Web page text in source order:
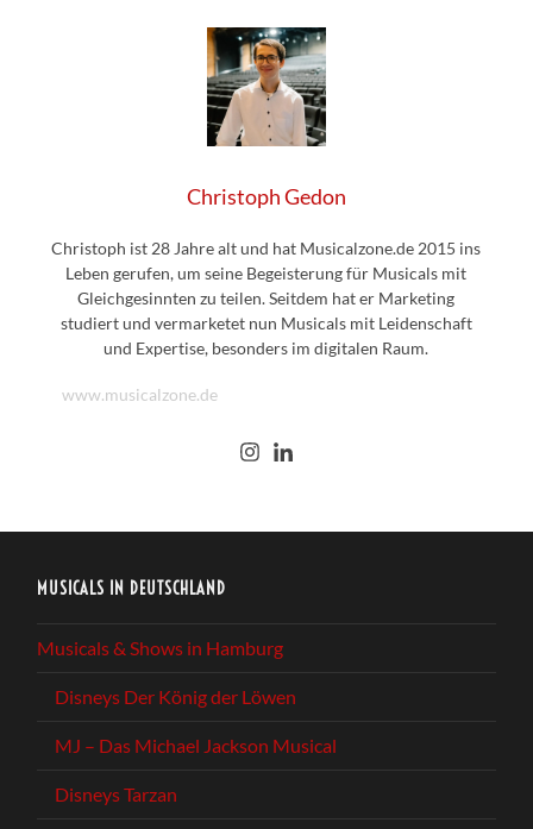
Christoph Gedon
Christoph ist 28 Jahre alt und hat Musicalzone.de 2015 ins
Leben gerufen, um seine Begeisterung für Musicals mit
Gleichgesinnten zu teilen. Seitdem hat er Marketing
studiert und vermarketet nun Musicals mit Leidenschaft
und Expertise, besonders im digitalen Raum.
www.musicalzone.de
MUSICALS IN DEUTSCHLAND
Musicals & Shows in Hamburg
Disneys Der König der Löwen
MJ – Das Michael Jackson Musical
Disneys Tarzan